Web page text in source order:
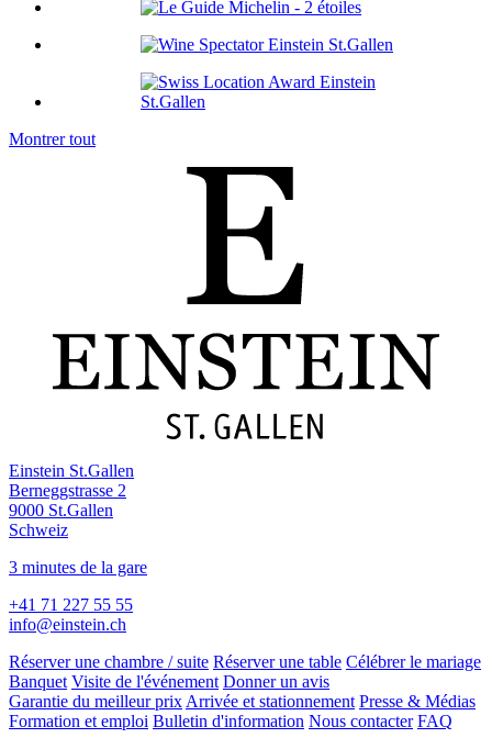
Montrer tout
Einstein St.Gallen
Berneggstrasse 2
9000 St.Gallen
Schweiz
3 minutes de la gare
+41 71 227 55 55
info@einstein.ch
Réserver une chambre / suite Réserver une table Célébrer le mariage
Banquet Visite de l'événement Donner un avis
Garantie du meilleur prix Arrivée et stationnement Presse & Médias
Formation et emploi Bulletin d'information Nous contacter FAQ